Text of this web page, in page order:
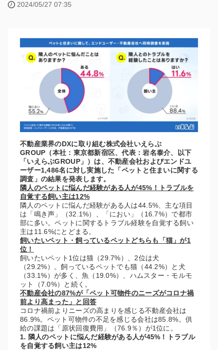
2024/05/27 07:35
不動産業界のDXに取り組む株式会社いえらぶ
GROUP（本社：東京都新宿区、代表：岩名泰介、以下
「いえらぶGROUP」）は、不動産会社およびエンドユ
ーザー1,486名に対し実施した「ペットと住まいに関する
調査」の結果を発表します。
隣人のペットに悩んだ経験がある人が45%！トラブルを
自覚する飼い主は12%
隣人のペットに悩んだ経験がある人は44.5%、主な項目
は「鳴き声」（32.1%）、「におい」（16.7%）で都市
部に多い。ペットに関するトラブル経験を自覚する飼い
主は11.6%にとどまる。
飼いたいペット・飼っているペットどちらも「猫」が1
位！
飼いたいペット1位は猫（29.7%）、2位は犬
（29.2%）。飼っているペットでも猫（44.2%）と犬
（33.1%）が多く、魚（19.0%）、ハムスター・モルモ
ット（7.0%）と続く。
不動産会社の87%が「ペット可物件のニーズがコロナ禍
前より高まった」と回答
コロナ禍前よりニーズの高まりを感じる不動産会社は
86.9%。ペット可物件の不足を感じる会社は85.8%。供
給の課題は「原状回復費用」（76.9％）が1位に。
1. 隣人のペットに悩んだ経験がある人が45%！トラブル
を自覚する飼い主は12%